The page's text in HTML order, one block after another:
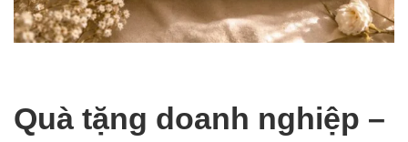
Quà tặng doanh nghiệp –